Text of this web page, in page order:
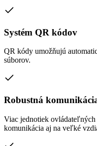
Systém QR kódov
QR kódy umožňujú
súborov.
Robustná
Viac jednotiek ovládateľných
komunikácia aj na veľké